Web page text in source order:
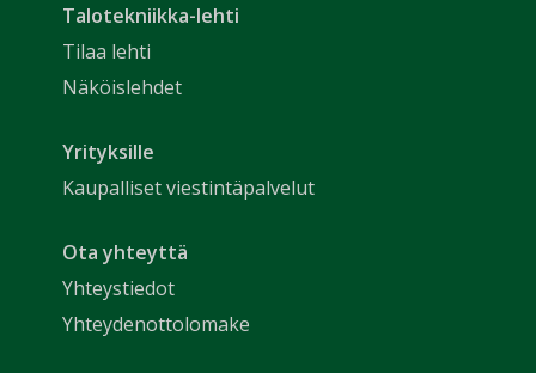
Talotekniikka-lehti
Tilaa lehti
Näköislehdet
Yrityksille
Kaupalliset viestintäpalvelut
Ota yhteyttä
Yhteystiedot
Yhteydenottolomake